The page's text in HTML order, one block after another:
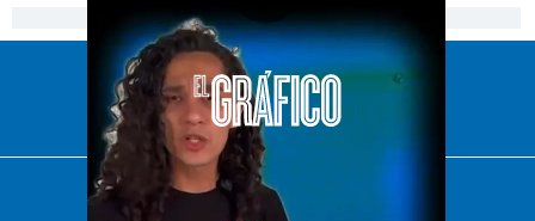
[Publicidad]
El Universal